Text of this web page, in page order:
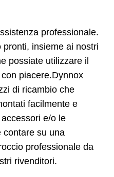
professionale.
insieme ai nostri
possiate utilizzare il
piacere.Dynnox
di ricambio che
facilmente e
e/o le
contare su una
professionale da
rivenditori.